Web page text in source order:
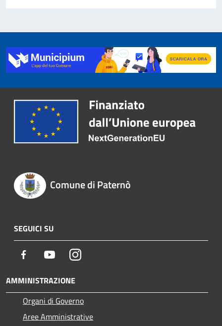
Comune di Paternò
SEGUICI SU
Facebook YoutubeInstagram
AMMINISTRAZIONE
Organi di Governo
Aree Amministrative